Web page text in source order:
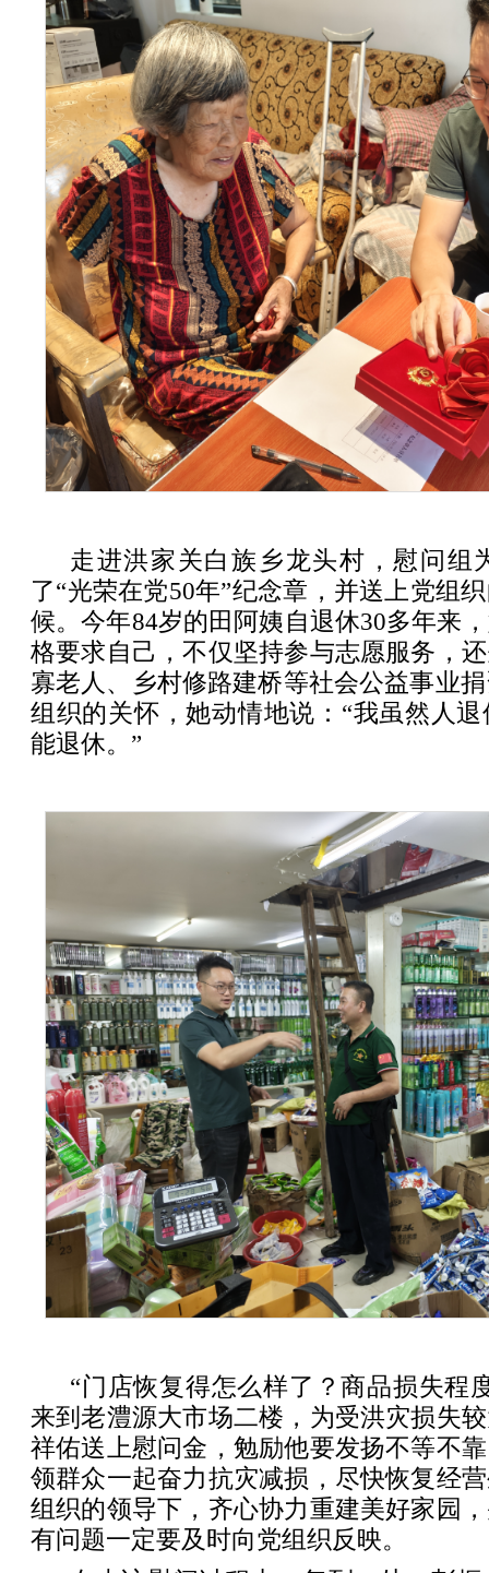
走进洪家关白族乡龙头村，慰问组
了“光荣在党50年”纪念章，并送上党组
候。今年84岁的田阿姨自退休30多年来
格要求自己，不仅坚持参与志愿服务，
寡老人、乡村修路建桥等社会公益事业
组织的关怀，她动情地说：“我虽然人
能退休。”
“门店恢复得怎么样了？商品损失程
来到老澧源大市场二楼，为受洪灾损失
祥佑送上慰问金，勉励他要发扬不等不
领群众一起奋力抗灾减损，尽快恢复经
组织的领导下，齐心协力重建美好家园
有问题一定要及时向党组织反映。